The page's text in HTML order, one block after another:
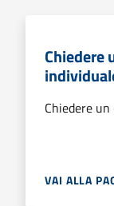
Chiedere
Chiedere
VAI ALLA